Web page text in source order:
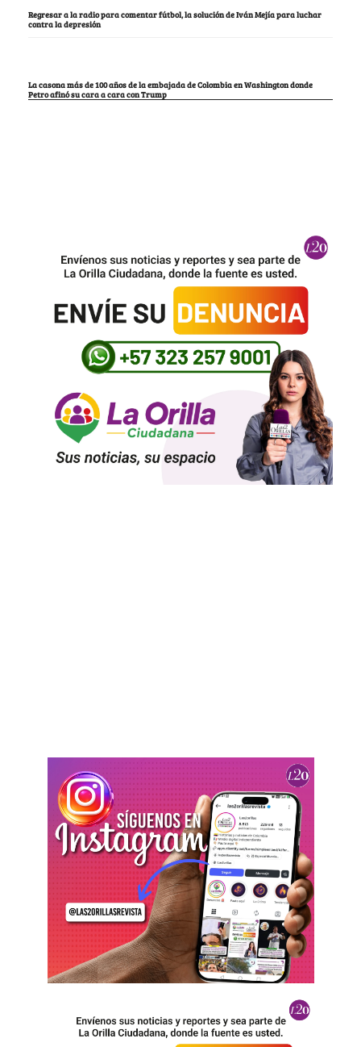
Regresar a la radio para comentar fútbol, la solución de Iván Mejía para luchar
contra la depresión
La casona más de 100 años de la embajada de Colombia en Washington donde
Petro afinó su cara a cara con Trump